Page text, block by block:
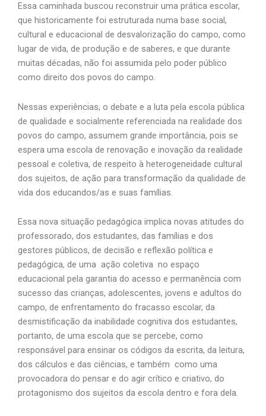
Essa caminhada buscou reconstruir uma prática escolar,
que historicamente foi estruturada numa base social,
cultural e educacional de desvalorização do campo, como
lugar de vida, de produção e de saberes, e que durante
muitas décadas, não foi assumida pelo poder público
como direito dos povos do campo.
Nessas experiências, o debate e a luta pela escola pública
de qualidade e socialmente referenciada na realidade dos
povos do campo, assumem grande importância, pois se
espera uma escola de renovação e inovação da realidade
pessoal e coletiva, de respeito à heterogeneidade cultural
dos sujeitos, de ação para transformação da qualidade de
vida dos educandos/as e suas famílias.
Essa nova situação pedagógica implica novas atitudes do
professorado, dos estudantes, das famílias e dos
gestores públicos, de decisão e reflexão política e
pedagógica, de uma ação coletiva no espaço
educacional pela garantia do acesso e permanência com
sucesso das crianças, adolescentes, jovens e adultos do
campo, de enfrentamento do fracasso escolar, da
desmistificação da inabilidade cognitiva dos estudantes,
portanto, de uma escola que se percebe, como
responsável para ensinar os códigos da escrita, da leitura,
dos cálculos e das ciências, e também como uma
provocadora do pensar e do agir crítico e criativo, do
protagonismo dos sujeitos da escola dentro e fora dela.